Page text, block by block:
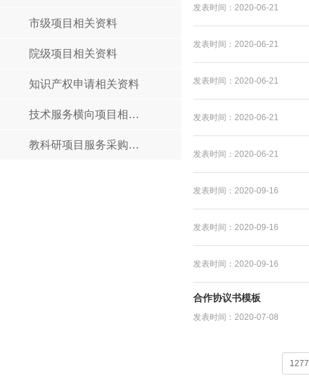
市级项目相关资料
院级项目相关资料
知识产权申请相关资料
技术服务横向项目相关资料
教科研项目服务采购相关资料
发表时间：2020-06-21
发表时间：2020-06-21
发表时间：2020-06-21
发表时间：2020-06-21
发表时间：2020-06-21
发表时间：2020-09-16
发表时间：2020-09-16
发表时间：2020-09-16
合作协议书模板
发表时间：2020-07-08